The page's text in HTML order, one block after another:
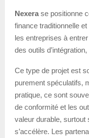
Nexera se positionne
finance traditionnelle
les entreprises à
des outils
Ce type de projet est
purement spéculatifs,
pratique, ce sont
de conformité et les
valeur durable, surtout
s’accélère. Les